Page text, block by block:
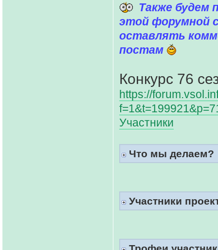
Также будем
этой форумной
оставлять
постам
Конкурс 76
https://
Участники
Что мы делаем?
Участники